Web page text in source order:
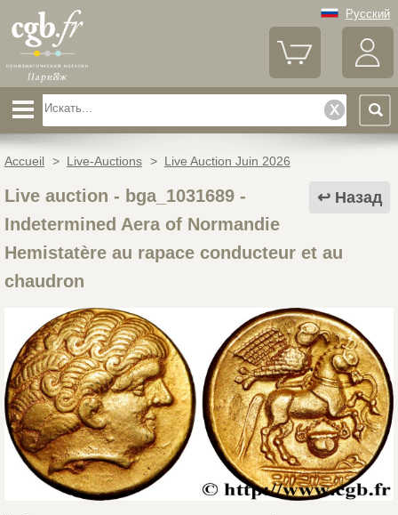
Русский
Accueil > Live-Auctions > Live Auction Juin 2026
Назад
Live auction - bga_1031689-
Indetermined Aera of Normandie
Hemistatère au rapace conducteur et au
chaudron